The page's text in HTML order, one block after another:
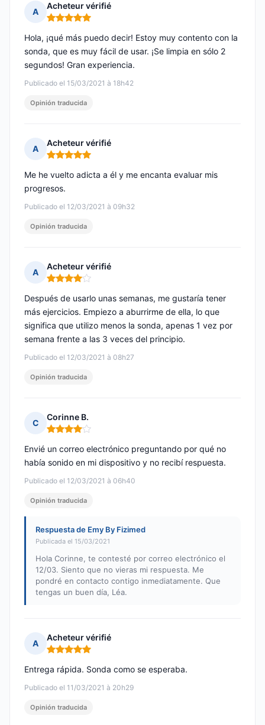
A
Acheteur vérifié
Nota: 5 de 5
Publicado el 15/03/2021 à 18h42
Hola, ¡qué más puedo decir! Estoy muy contento con la
sonda, que es muy fácil de usar. ¡Se limpia en sólo 2
segundos! Gran experiencia.
Opinión traducida
A
Acheteur vérifié
Nota: 5 de 5
Publicado el 12/03/2021 à 09h32
Me he vuelto adicta a él y me encanta evaluar mis
progresos.
Opinión traducida
A
Acheteur vérifié
Nota: 4 de 5
Publicado el 12/03/2021 à 08h27
Después de usarlo unas semanas, me gustaría tener
más ejercicios. Empiezo a aburrirme de ella, lo que
significa que utilizo menos la sonda, apenas 1 vez por
semana frente a las 3 veces del principio.
Opinión traducida
C
Corinne B.
Nota: 4 de 5
Publicado el 12/03/2021 à 06h40
Envié un correo electrónico preguntando por qué no
había sonido en mi dispositivo y no recibí respuesta.
Opinión traducida
Respuesta de Emy By Fizimed
Publicada el 15/03/2021
Hola Corinne, te contesté por correo electrónico el
12/03. Siento que no vieras mi respuesta. Me
pondré en contacto contigo inmediatamente. Que
tengas un buen día, Léa.
A
Acheteur vérifié
Nota: 5 de 5
Publicado el 11/03/2021 à 20h29
Entrega rápida. Sonda como se esperaba.
Opinión traducida